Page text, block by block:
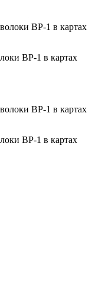
ВР-1 в картах
ВР-1 в картах